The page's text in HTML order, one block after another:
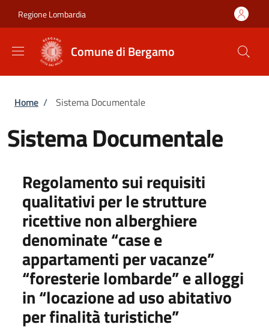
Regione Lombardia
Comune di Bergamo
Briciole di pane
Home / Sistema Documentale
Sistema Documentale
Regolamento sui requisiti
qualitativi per le strutture
ricettive non alberghiere
denominate “case e
appartamenti per vacanze”
“foresterie lombarde” e alloggi
in “locazione ad uso abitativo
per finalità turistiche”